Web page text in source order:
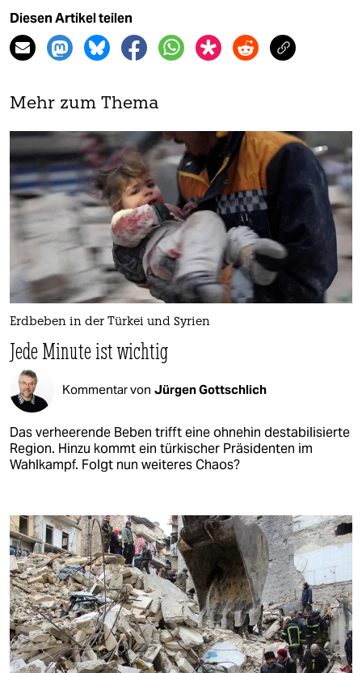
Diesen Artikel teilen
Mehr zum Thema
Erdbeben in der Türkei und Syrien
Jede Minute ist wichtig
Kommentar von Jürgen Gottschlich
Das verheerende Beben trifft eine ohnehin destabilisierte
Region. Hinzu kommt ein türkischer Präsidenten im
Wahlkampf. Folgt nun weiteres Chaos?